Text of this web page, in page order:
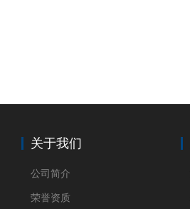
关于我们
公司简介
荣誉资质